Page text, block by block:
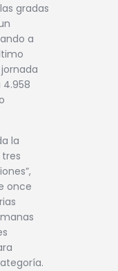
gradas
a
4.958
la
once